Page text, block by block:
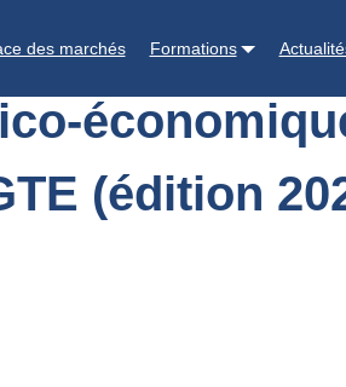
des marchés Formations
(édition